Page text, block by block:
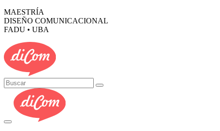
MAESTRÍA
DISEÑO COMUNICACIONAL
FADU • UBA